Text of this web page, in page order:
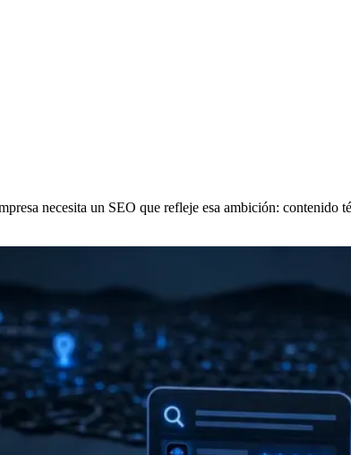
necesita un SEO que refleje esa ambición: contenido